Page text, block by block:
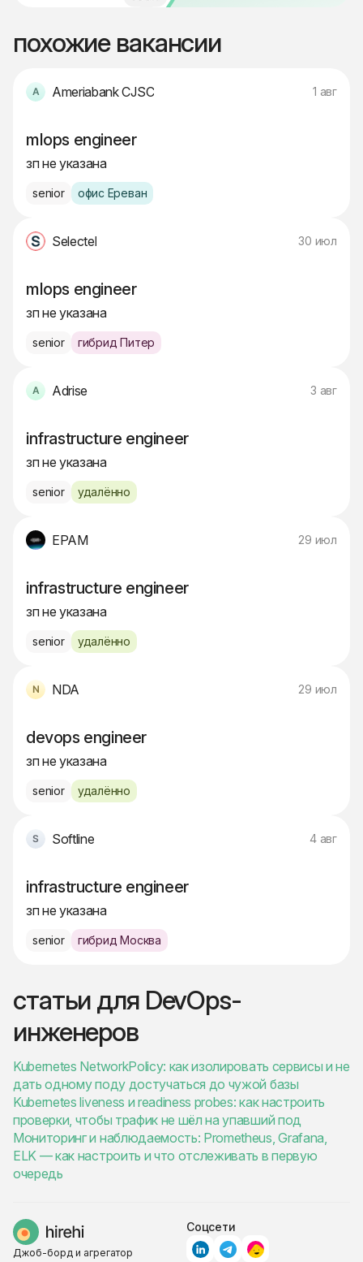
похожие вакансии
Ameriabank CJSC 1 авг
mlops engineer
зп не указана
senior офис Ереван
Selectel 30 июл
mlops engineer
зп не указана
senior гибрид Питер
Adrise 3 авг
infrastructure engineer
зп не указана
senior удалённо
EPAM 29 июл
infrastructure engineer
зп не указана
senior удалённо
NDA 29 июл
devops engineer
зп не указана
senior удалённо
Softline 4 авг
infrastructure engineer
зп не указана
senior гибрид Москва
статьи для DevOps-
инженеров
Kubernetes NetworkPolicy: как изолировать сервисы и не
дать одному поду достучаться до чужой базы
Kubernetes liveness и readiness probes: как настроить
проверки, чтобы трафик не шёл на упавший под
Мониторинг и наблюдаемость: Prometheus, Grafana,
ELK — как настроить и что отслеживать в первую
очередь
Джоб-борд и агрегатор
Соцсети